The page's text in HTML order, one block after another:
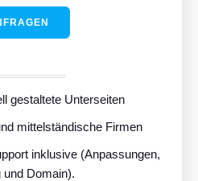
gestaltete Unterseiten
mittelständische Firmen
inklusive (Anpassungen,
und Domain).